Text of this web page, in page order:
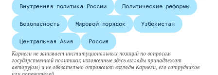
Внутренняя политика России Политические реформы
Безопасность Мировой порядок Узбекистан
Центральная Азия
Россия
Карнеги не занимает институциональных позиций по вопросам
государственной политики; изложенные здесь взгляды принадлежат
автору(ам) и не обязательно отражают взгляды Карнеги, его сотрудников